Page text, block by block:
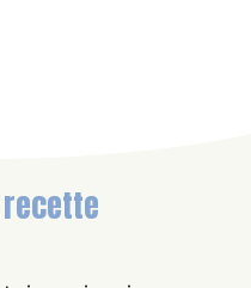
recette